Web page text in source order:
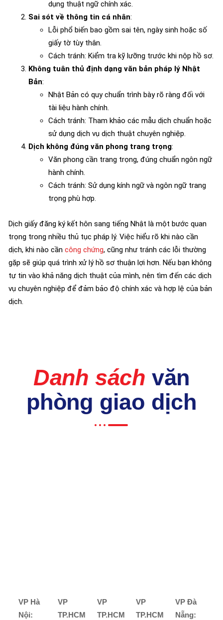
dụng thuật ngữ chính xác.
Sai sót về thông tin cá nhân:
Lỗi phổ biến bao gồm sai tên, ngày sinh hoặc số
giấy tờ tùy thân.
Cách tránh: Kiểm tra kỹ lưỡng trước khi nộp hồ sơ.
Không tuân thủ định dạng văn bản pháp lý Nhật
Bản:
Nhật Bản có quy chuẩn trình bày rõ ràng đối với
tài liệu hành chính.
Cách tránh: Tham khảo các mẫu dịch chuẩn hoặc
sử dụng dịch vụ dịch thuật chuyên nghiệp.
Dịch không đúng văn phong trang trọng:
Văn phong cần trang trọng, đúng chuẩn ngôn ngữ
hành chính.
Cách tránh: Sử dụng kính ngữ và ngôn ngữ trang
trọng phù hợp.
Dịch giấy đăng ký kết hôn sang tiếng Nhật là một bước quan
trọng trong nhiều thủ tục pháp lý. Việc hiểu rõ khi nào cần
dịch, khi nào cần công chứng, cũng như tránh các lỗi thường
gặp sẽ giúp quá trình xử lý hồ sơ thuận lợi hơn. Nếu bạn không
tự tin vào khả năng dịch thuật của mình, nên tìm đến các dịch
vụ chuyên nghiệp để đảm bảo độ chính xác và hợp lệ của bản
dịch.
Danh sách văn
phòng giao dịch
VP Hà
Nội:
VP
TP.HCM
VP
TP.HCM
VP
TP.HCM
VP Đà
Nẵng: